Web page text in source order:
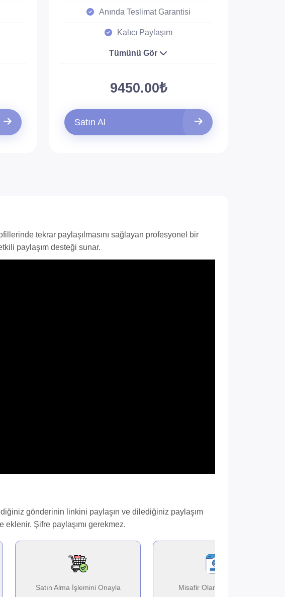
Anında Teslimat Garantisi
Kalıcı Paylaşım
Tümünü Gör
9450.00₺
Satın Al
tekrar paylaşılmasını sağlayan profesyonel bir
paylaşım desteği sunar.
gönderinin linkini paylaşın ve dilediğiniz paylaşım
Şifre paylaşımı gerekmez.
Satın Alma İşlemini Onayla Misafir Olarak Giriş Yap